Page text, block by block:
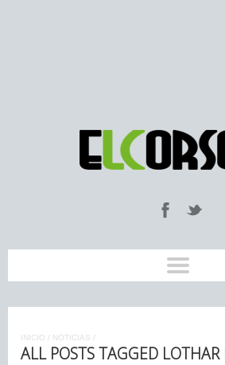
INICIO / NOTICIAS /
ALL POSTS TAGGED